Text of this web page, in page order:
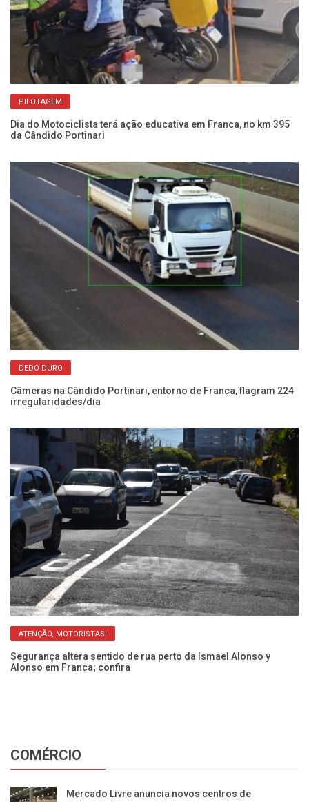
PILOTAGEM
Dia do Motociclista terá ação educativa em Franca, no km 395
da Cândido Portinari
DEDO DURO
Câmeras na Cândido Portinari, entorno de Franca, flagram 224
irregularidades/dia
ATENÇÃO, MOTORISTAS!
Segurança altera sentido de rua perto da Ismael Alonso y
Alonso em Franca; confira
COMÉRCIO
Mercado Livre anuncia novos centros de